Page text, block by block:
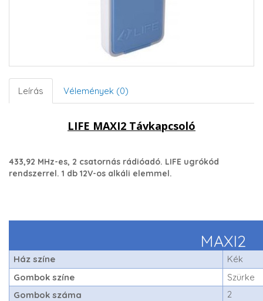
Leírás Vélemények (0)
LIFE MAXI2 Távkapcsoló
433,92 MHz-es, 2 csatornás rádióadó. LIFE ugrókód
rendszerrel. 1 db 12V-os alkáli elemmel.
MAXI2
Ház színe
Kék
Gombok színe
Szürke
Gombok száma
2